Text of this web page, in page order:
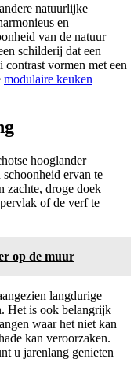
natuurlijke
en
van de natuur
schilderij dat een
vormen met een
modulaire keuken
hooglander
ervan te
zachte, droge doek
of de verf te
op de muur
langdurige
Het is ook belangrijk
waar het niet kan
kan veroorzaken.
u jarenlang genieten